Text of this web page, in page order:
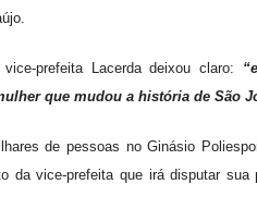
prefeita Lacerda deixou claro:
que mudou a história de São
de pessoas no Ginásio
da vice-prefeita que irá disputar sua